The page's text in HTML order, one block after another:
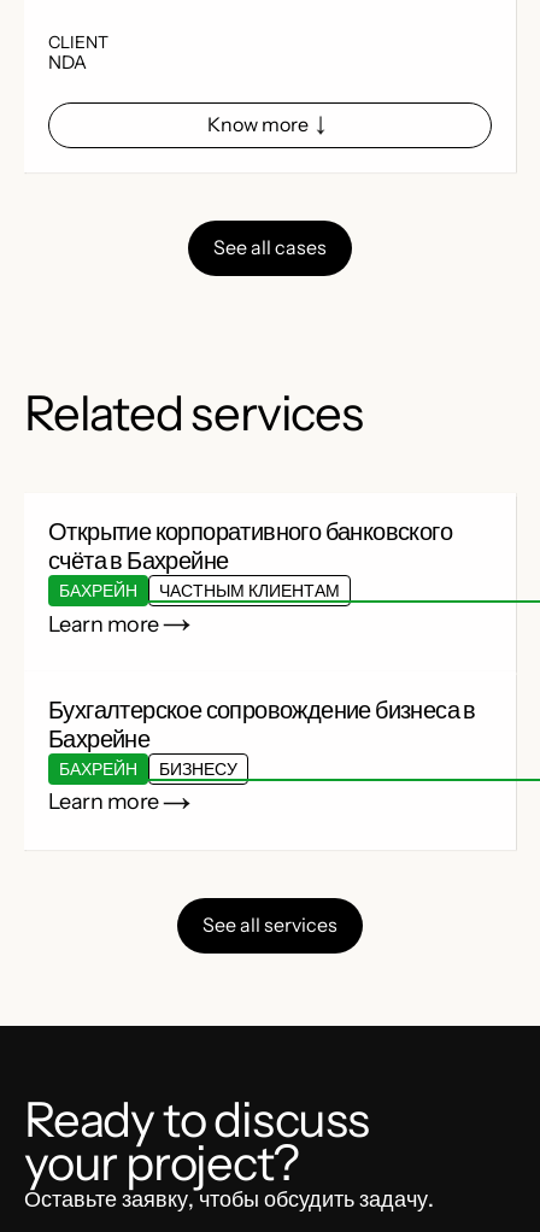
CLIENT
NDA
Know more
See all cases
Related services
Открытие корпоративного банковского
счёта в Бахрейне
БАХРЕЙН ЧАСТНЫМ КЛИЕНТАМ
Learn more
Бухгалтерское сопровождение бизнеса в
Бахрейне
БАХРЕЙН БИЗНЕСУ
Learn more
See all services
Ready to discuss
your project?
Оставьте заявку, чтобы обсудить задачу.